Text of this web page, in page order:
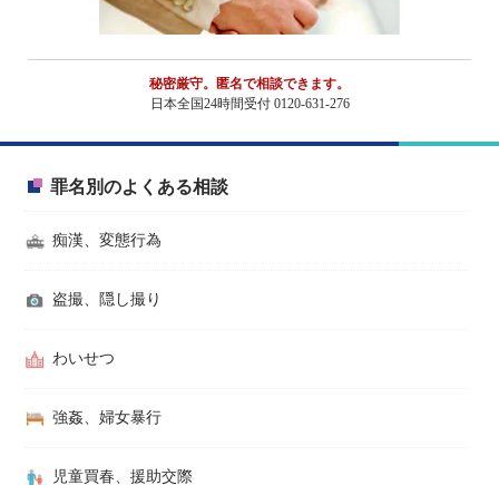
秘密厳守。匿名で相談できます。
日本全国24時間受付 0120-631-276
罪名別のよくある相談
痴漢、変態行為
盗撮、隠し撮り
わいせつ
強姦、婦女暴行
児童買春、援助交際